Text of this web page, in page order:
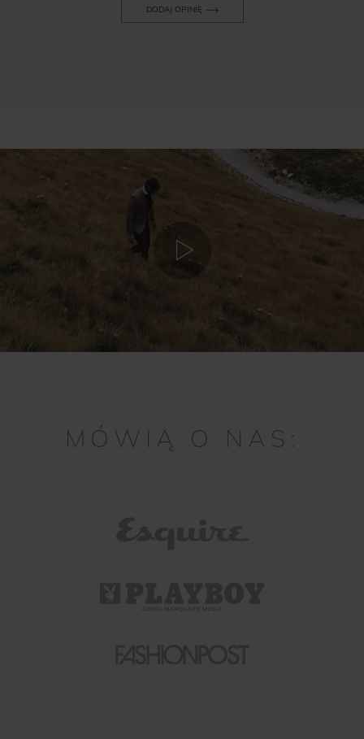
DODAJ OPINIĘ
MÓWIĄ O NAS: